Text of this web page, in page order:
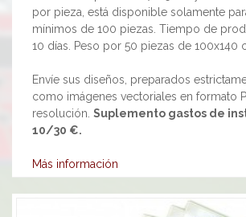
por pieza, está disponible solamente
mínimos de 100 piezas. Tiempo de
10 días. Peso por 50 piezas de 100x140
Envíe sus diseños, preparados
como imágenes vectoriales en formato
resolución. Suplemento gastos de
10/30 €.
Más información